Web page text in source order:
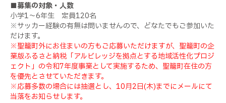
■募集の対象・人数
小学1～6年生 定員120名
※サッカー経験の有無は問いませんので、どなたでもご参加いた
だけます。
※聖籠町外にお住まいの方もご応募いただけますが、聖籠町の企
業版ふるさと納税「アルビレッジを拠点とする地域活性化プロジ
ェクト」の令和7年度事業として実施するため、聖籠町在住の方
を優先とさせていただきます。
※応募多数の場合には抽選とし、10月2日(木)までにメールにて
当落をお知らせします。